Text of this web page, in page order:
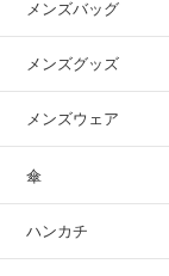
メンズバッグ
メンズグッズ
メンズウェア
傘
ハンカチ